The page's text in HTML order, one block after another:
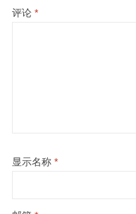
评论 *
显示名称 *